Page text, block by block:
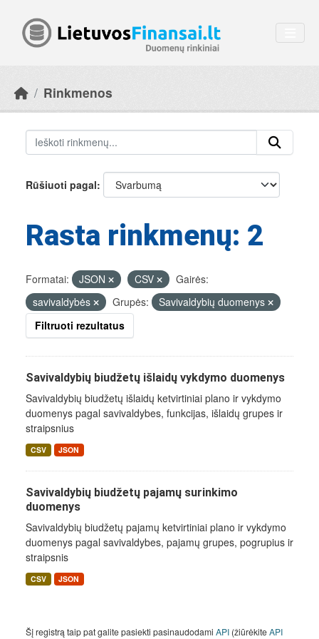
Rinkmenos
Rūšiuoti pagal
Rasta rinkmenų: 2
Formatai: JSON CSV
Gairės:
savivaldybės
Grupės:
Savivaldybių duomenys
Filtruoti rezultatus
Savivaldybių biudžetų išlaidų vykdymo duomenys
Savivaldybių biudžetų išlaidų ketvirtiniai plano ir vykdymo
duomenys pagal savivaldybes, funkcijas, išlaidų grupes ir
straipsnius
CSV JSON
Savivaldybių biudžetų pajamų surinkimo
duomenys
Savivaldybių biudžetų pajamų ketvirtiniai plano ir vykdymo
duomenys pagal savivaldybes, pajamų grupes, pogrupius ir
straipsnis
CSV JSON
Šį registrą taip pat galite pasiekti pasinaudodami API (žiūrėkiteAPI